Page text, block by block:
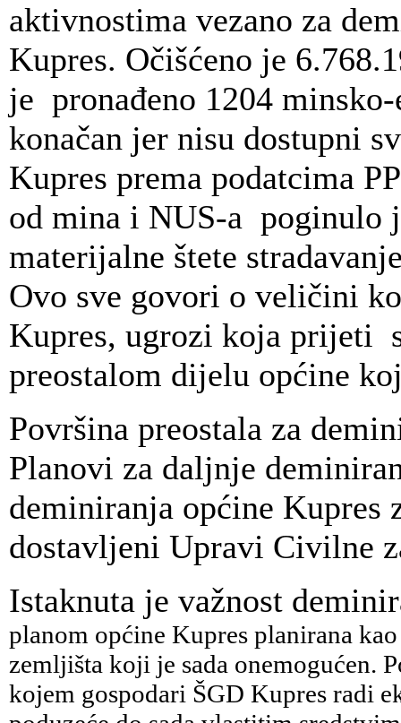
aktivnostima vezano za
Kupres. Očišćeno je
je pronađeno 1204
konačan jer nisu dostupni
Kupres prema podatcima
od mina i NUS-a poginulo
materijalne štete
Ovo sve govori o veličini
Kupres, ugrozi koja prijeti
preostalom dijelu općine
Površina preostala za
Planovi za daljnje
deminiranja općine Kupres
dostavljeni Upravi Civilne
Istaknuta je važnost
planom općine Kupres planirana
zemljišta koji je sada onemogućen.
kojem gospodari ŠGD Kupres radi